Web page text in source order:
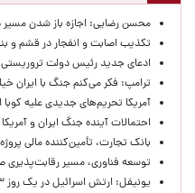
محسن رضایی: اجازه باز شدن مسیر
تکذیب اصابت و انفجار در قشم و
ادعای جدید رئیس دولت تروریستی
ترامپ: فکر می‌کنم جنگ با ایران
آمریکا تحریم‌های جدیدی علیه کوبا
احتمالات آینده جنگ ایران و
بانک تجارت، تأمین‌کننده مالی پروژه بازسازی
توسعه فناوری، مسیر
یونیفل: ارتش اسرائیل در یک روز ۱۱۳ توپ به جنوب لبنان شلیک کرده است